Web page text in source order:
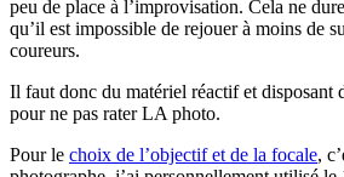
peu de place à l’improvisation. Cela ne
qu’il est impossible de rejouer à moins de
coureurs.
Il faut donc du matériel réactif et disposant
pour ne pas rater LA photo.
Pour le choix de l’objectif et de la focale,